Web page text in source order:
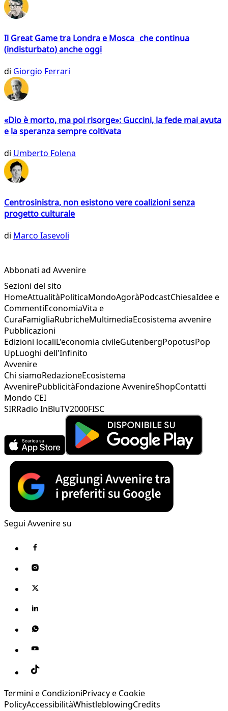
Il Great Game tra Londra e Mosca che continua
(indisturbato) anche oggi
di Giorgio Ferrari
«Dio è morto, ma poi risorge»: Guccini, la fede mai avuta
e la speranza sempre coltivata
di Umberto Folena
Centrosinistra, non esistono vere coalizioni senza
progetto culturale
di Marco Iasevoli
Abbonati ad Avvenire
Sezioni del sito
HomeAttualitàPoliticaMondoAgoràPodcastChiesaIdee e
CommentiEconomiaVita e
CuraFamigliaRubricheMultimediaEcosistema avvenire
Pubblicazioni
Edizioni localiL'economia civileGutenbergPopotusPop
UpLuoghi dell'Infinito
Avvenire
Chi siamoRedazioneEcosistema
AvvenirePubblicitàFondazione AvvenireShopContatti
Mondo CEI
SIRRadio InBluTV2000FISC
Segui Avvenire su
Termini e CondizioniPrivacy e Cookie
PolicyAccessibilitàWhistleblowingCredits